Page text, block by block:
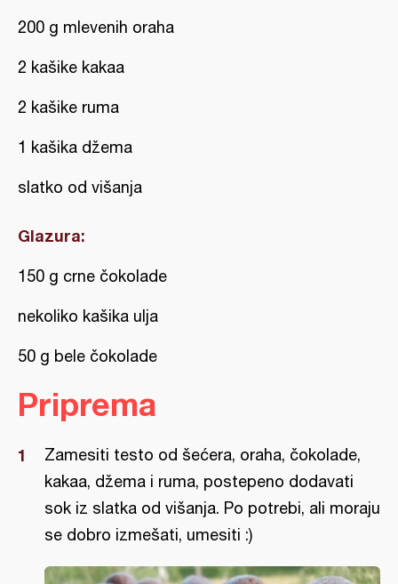
200 g mlevenih oraha
2 kašike kakaa
2 kašike ruma
1 kašika džema
slatko od višanja
Glazura:
150 g crne čokolade
nekoliko kašika ulja
50 g bele čokolade
Priprema
Zamesiti testo od šećera, oraha, čokolade,
kakaa, džema i ruma, postepeno dodavati
sok iz slatka od višanja. Po potrebi, ali moraju
se dobro izmešati, umesiti :)